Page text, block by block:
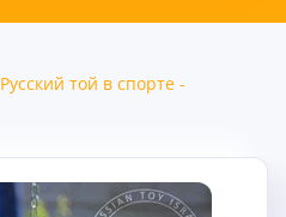
Русский той в спорте -